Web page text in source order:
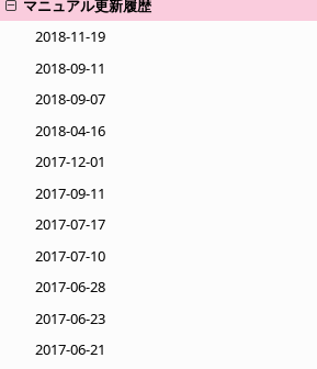
マニュアル更新履歴
2018-11-19
2018-09-11
2018-09-07
2018-04-16
2017-12-01
2017-09-11
2017-07-17
2017-07-10
2017-06-28
2017-06-23
2017-06-21